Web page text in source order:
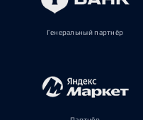
Генеральный партнёр